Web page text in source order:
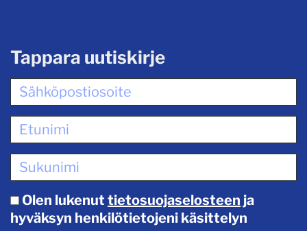
Tappara uutiskirje
Olen lukenut tietosuojaselosteen ja
hyväksyn henkilötietojeni käsittelyn